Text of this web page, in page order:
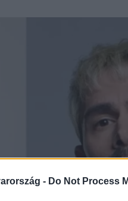
- Do Not Process